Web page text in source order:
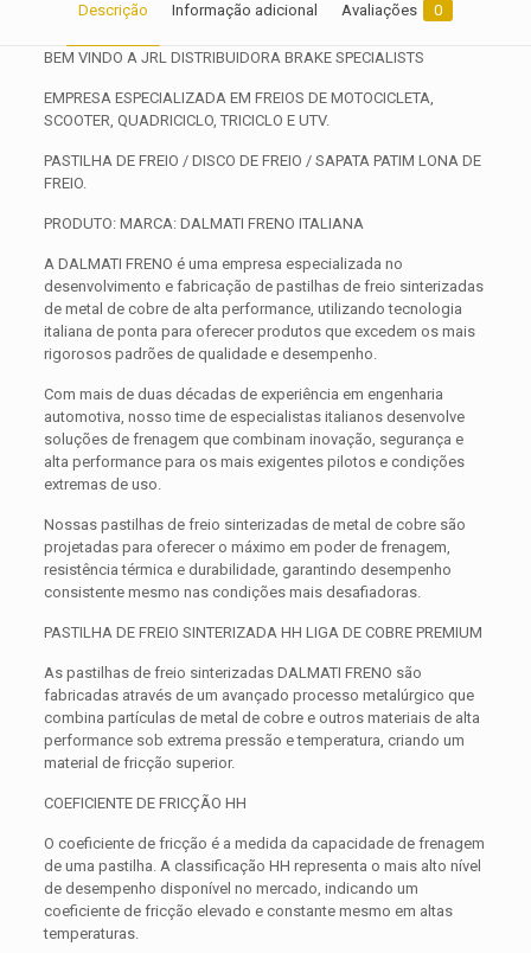
Descrição Informação adicional Avaliações 0
BEM VINDO A JRL DISTRIBUIDORA BRAKE SPECIALISTS
EMPRESA ESPECIALIZADA EM FREIOS DE MOTOCICLETA,
SCOOTER, QUADRICICLO, TRICICLO E UTV.
PASTILHA DE FREIO / DISCO DE FREIO / SAPATA PATIM LONA DE
FREIO.
PRODUTO: MARCA: DALMATI FRENO ITALIANA
A DALMATI FRENO é uma empresa especializada no
desenvolvimento e fabricação de pastilhas de freio sinterizadas
de metal de cobre de alta performance, utilizando tecnologia
italiana de ponta para oferecer produtos que excedem os mais
rigorosos padrões de qualidade e desempenho.
Com mais de duas décadas de experiência em engenharia
automotiva, nosso time de especialistas italianos desenvolve
soluções de frenagem que combinam inovação, segurança e
alta performance para os mais exigentes pilotos e condições
extremas de uso.
Nossas pastilhas de freio sinterizadas de metal de cobre são
projetadas para oferecer o máximo em poder de frenagem,
resistência térmica e durabilidade, garantindo desempenho
consistente mesmo nas condições mais desafiadoras.
PASTILHA DE FREIO SINTERIZADA HH LIGA DE COBRE PREMIUM
As pastilhas de freio sinterizadas DALMATI FRENO são
fabricadas através de um avançado processo metalúrgico que
combina partículas de metal de cobre e outros materiais de alta
performance sob extrema pressão e temperatura, criando um
material de fricção superior.
COEFICIENTE DE FRICÇÃO HH
O coeficiente de fricção é a medida da capacidade de frenagem
de uma pastilha. A classificação HH representa o mais alto nível
de desempenho disponível no mercado, indicando um
coeficiente de fricção elevado e constante mesmo em altas
temperaturas.